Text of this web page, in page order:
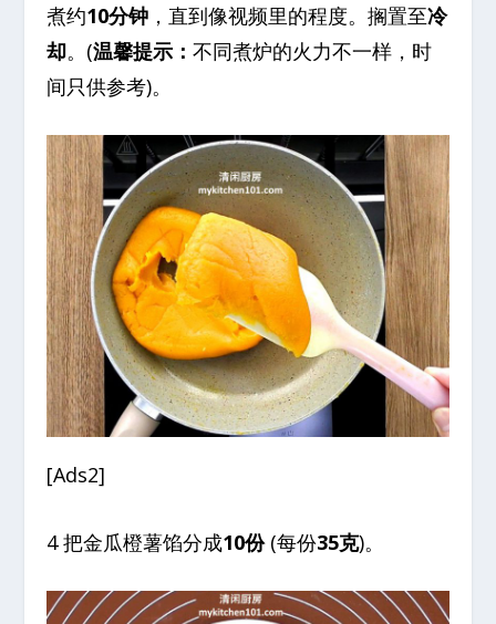
煮约10分钟 ，直到像视频里的程度。搁置至冷
却。(温馨提示：不同煮炉的火力不一样，时
间只供参考)。
[Ads2]
4 把金瓜橙薯馅分成10份 (每份35克)。